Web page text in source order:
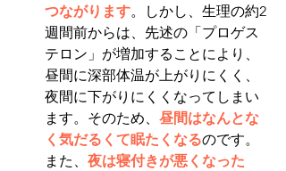
つながります。しかし、生理の約2
週間前からは、先述の「プロゲス
テロン」が増加することにより、
昼間に深部体温が上がりにくく、
夜間に下がりにくくなってしまい
ます。そのため、 昼間はなんとな
く気だるくて眠たくなるのです。
また、 夜は寝付きが悪くなった